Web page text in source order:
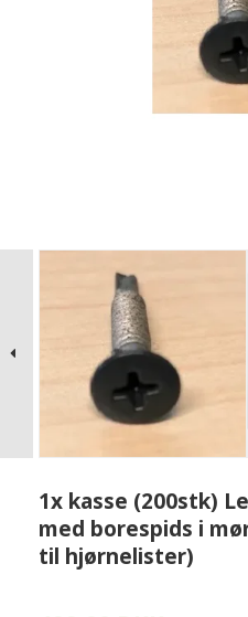
1x kasse (200stk)
med borespids i
til hjørnelister)